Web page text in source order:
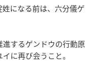
になる前は、六分儀ゲ
するゲンドウの行動原
に再び会うこと。